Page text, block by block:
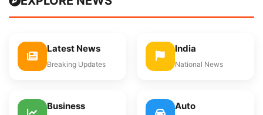
Latest News
Breaking Updates
India
National News
Business Auto